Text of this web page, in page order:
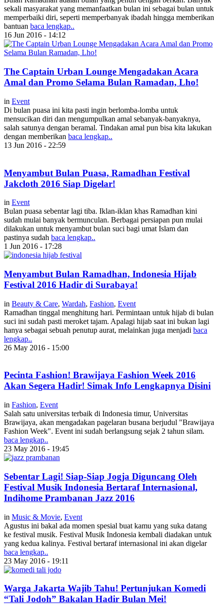
sekali masyarakat yang memanfaatkan bulan ini sebagai bulan untuk
memperbaiki diri, seperti memperbanyak ibadah hingga memberikan
bantuan baca lengkap..
16 Jun 2016 - 14:12
The Captain Urban Lounge Mengadakan Acara
Amal dan Promo Selama Bulan Ramadan, Lho!
in Event
Di bulan puasa ini kita pasti ingin berlomba-lomba untuk
mensucikan diri dan mengumpulkan amal sebanyak-banyaknya,
salah satunya dengan beramal. Tindakan amal pun bisa kita lakukan
dengan memberikan baca lengkap..
13 Jun 2016 - 22:59
Menyambut Bulan Puasa, Ramadhan Festival
Jakcloth 2016 Siap Digelar!
in Event
Bulan puasa sebentar lagi tiba. Iklan-iklan khas Ramadhan kini
sudah mulai banyak bermunculan. Berbagai persiapan pun mulai
dilakukan untuk menyambut bulan suci bagi umat Islam dan
pastinya sudah baca lengkap..
1 Jun 2016 - 17:28
Menyambut Bulan Ramadhan, Indonesia Hijab
Festival 2016 Hadir di Surabaya!
in Beauty & Care, Wardah, Fashion, Event
Ramadhan tinggal menghitung hari. Permintaan untuk hijab di bulan
suci ini sudah pasti meroket tajam. Apalagi hijab saat ini bukan lagi
hanya sebagai sebuah penutup aurat, melainkan juga menjadi baca
lengkap..
26 May 2016 - 15:00
Pecinta Fashion! Brawijaya Fashion Week 2016
Akan Segera Hadir! Simak Info Lengkapnya Disini
in Fashion, Event
Salah satu universitas terbaik di Indonesia timur, Universitas
Brawijaya, akan mengadakan pagelaran busana berjudul "Brawijaya
Fashion Week". Event ini sudah berlangsung sejak 2 tahun silam.
baca lengkap..
23 May 2016 - 19:45
Sebentar Lagi! Siap-Siap Jogja Diguncang Oleh
Festival Musik Indonesia Bertaraf Internasional,
Indihome Prambanan Jazz 2016
in Music & Movie, Event
Agustus ini bakal ada momen spesial buat kamu yang suka datang
ke festival musik. Festival Musik Indonesia kembali diadakan untuk
yang kedua kalinya. Festival bertaraf internasional ini akan digelar
baca lengkap..
23 May 2016 - 19:11
Warga Jakarta Wajib Tahu! Pertunjukan Komedi
“Tali Jodoh” Bakalan Hadir Bulan Mei!